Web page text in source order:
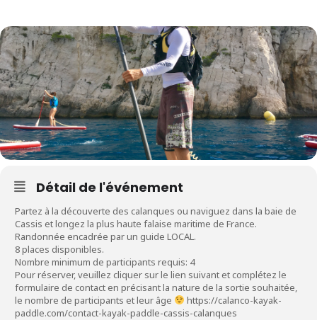
Détail de l'événement
Partez à la découverte des calanques ou naviguez dans la baie de
Cassis et longez la plus haute falaise maritime de France.
Randonnée encadrée par un guide LOCAL.
8 places disponibles.
Nombre minimum de participants requis: 4
Pour réserver, veuillez cliquer sur le lien suivant et complétez le
formulaire de contact en précisant la nature de la sortie souhaitée,
le nombre de participants et leur âge
https://calanco-kayak-
paddle.com/contact-kayak-paddle-cassis-calanques